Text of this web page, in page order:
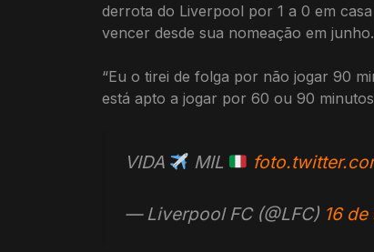
derrota do Liverpool por 1 a 0 em
vencer desde sua nomeação em junho.
“Eu o tirei de folga por não jogar 90
está apto a jogar por 60 ou 90
VIDA MIL
— Liverpool FC (@LFC) 16